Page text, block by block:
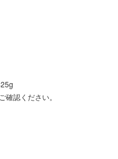
確認ください。